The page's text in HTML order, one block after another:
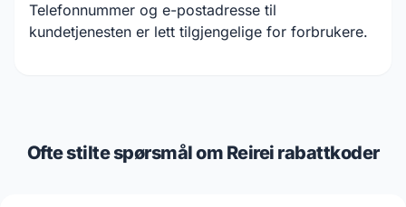
Telefonnummer og e-postadresse til
kundetjenesten er lett tilgjengelige for forbrukere.
Ofte stilte spørsmål om Reirei rabattkoder